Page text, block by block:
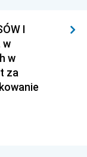
I
w
w
za